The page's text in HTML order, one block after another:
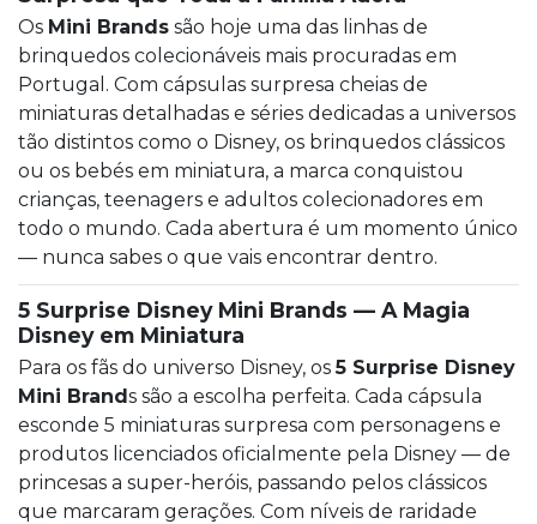
Os Mini Brands são hoje uma das linhas de
brinquedos colecionáveis mais procuradas em
Portugal. Com cápsulas surpresa cheias de
miniaturas detalhadas e séries dedicadas a universos
tão distintos como o Disney, os brinquedos clássicos
ou os bebés em miniatura, a marca conquistou
crianças, teenagers e adultos colecionadores em
todo o mundo. Cada abertura é um momento único
— nunca sabes o que vais encontrar dentro.
5 Surprise Disney Mini Brands — A Magia
Disney em Miniatura
Para os fãs do universo Disney, os5 Surprise Disney
Mini Brands são a escolha perfeita. Cada cápsula
esconde 5 miniaturas surpresa com personagens e
produtos licenciados oficialmente pela Disney — de
princesas a super-heróis, passando pelos clássicos
que marcaram gerações. Com níveis de raridade